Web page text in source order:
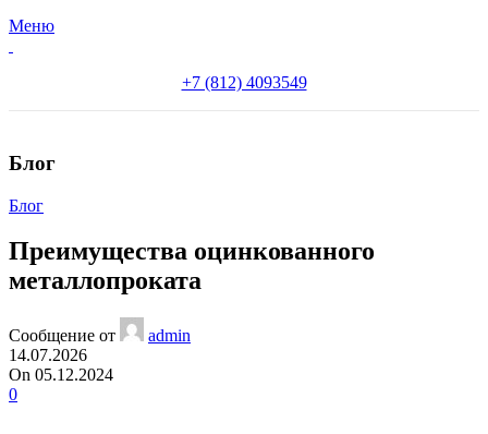
Меню
+7 (812) 4093549
Блог
Блог
Преимущества оцинкованного
металлопроката
Сообщение от
admin
14.07.2026
On 05.12.2024
0